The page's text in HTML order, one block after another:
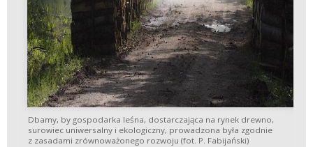
Dbamy, by gospodarka leśna, dostarczająca na rynek drewno,
surowiec uniwersalny i ekologiczny, prowadzona była zgodnie
z zasadami zrównoważonego rozwoju (fot. P. Fabijański)